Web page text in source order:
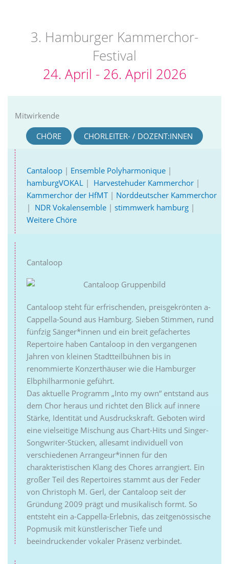
3. Hamburger Kammerchor-
Festival
24. April - 26. April 2026
Mitwirkende
CHÖRE CHORLEITER- / DOZENT:INNEN
Cantaloop | Ensemble Polyharmonique |
hamburgVOKAL | Harvestehuder Kammerchor |
Kammerchor der HfMT| Norddeutscher Kammerchor
| NDR Vokalensemble |stimmwerk hamburg |
Weitere Chöre
Cantaloop
Cantaloop steht für erfrischenden, preisgekrönten a-
Cappella-Sound aus Hamburg. Sieben Stimmen, rund
fünfzig Sänger*innen und ein breit gefächertes
Repertoire haben Cantaloop in den vergangenen
Jahren von kleinen Stadtteilbühnen bis in
renommierte Konzerthäuser wie die Hamburger
Elbphilharmonie geführt.
Das aktuelle Programm „Into my own“ entstand aus
dem Chor heraus und richtet den Blick auf innere
Stärke, Identität und Ausdruckskraft. Geboten wird
eine vielseitige Mischung aus Chart-Hits und Singer-
Songwriter-Stücken, allesamt individuell von
verschiedenen Arrangeur*innen für den
charakteristischen Klang des Chores arrangiert. Ein
großer Teil des Repertoires stammt aus der Feder
von Christoph M. Gerl, der Cantaloop seit der
Gründung 2009 prägt und musikalisch formt. So
entsteht ein a-Cappella-Erlebnis, das zeitgenössische
Popmusik mit künstlerischer Tiefe und
beeindruckender vokaler Präsenz verbindet.